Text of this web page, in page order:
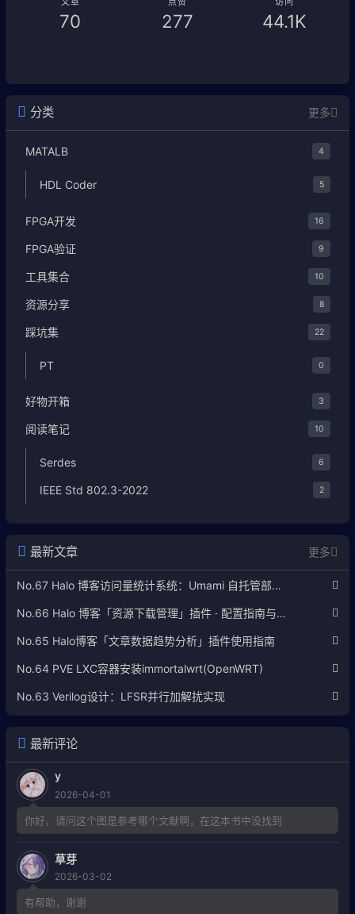
70 277 44.1K
分类 更多
MATALB 4
HDL Coder 5
FPGA开发 16
FPGA验证 9
工具集合 10
资源分享 8
踩坑集 22
PT 0
好物开箱 3
阅读笔记 10
Serdes 6
IEEE Std 802.3-2022 2
最新文章 更多
No.67 Halo 博客访问量统计系统：Umami 自托管部署完整教程
No.66 Halo 博客「资源下载管理」插件 · 配置指南与使用说明
No.65 Halo博客「文章数据趋势分析」插件使用指南
No.64 PVE LXC容器安装immortalwrt(OpenWRT)
No.63 Verilog设计：LFSR并行加解扰实现
最新评论
y
2026-04-01
你好，请问这个图是参考哪个文献啊，在这本书中没找到
草芽
2026-03-02
有帮助，谢谢